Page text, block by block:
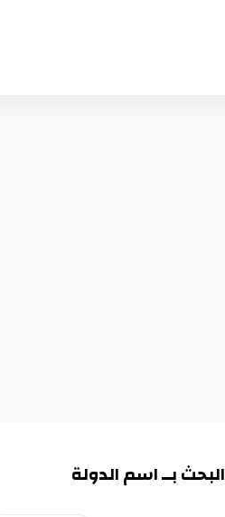
البحث بــ اسم الدولة